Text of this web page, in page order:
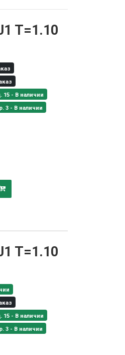
T=1.10
- В наличии
3 - В наличии
T=1.10
- В наличии
3 - В наличии